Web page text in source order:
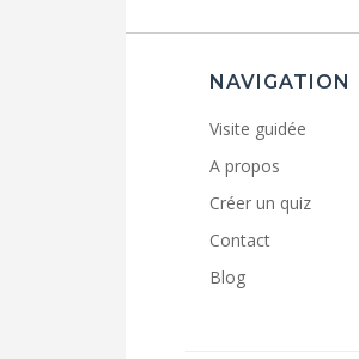
NAVIGATION
Visite guidée
A propos
Créer un quiz
Contact
Blog